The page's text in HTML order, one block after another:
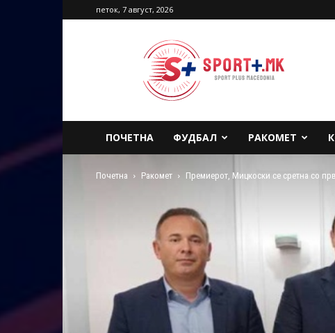
петок, 7 август, 2026
Sport
Plus
Macedonia
ПОЧЕТНА ФУДБАЛ РАКОМЕТ
Почетна Ракомет Премиерот, Мицкоски се сретна со